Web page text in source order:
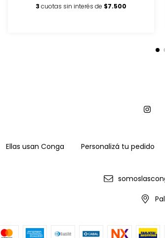
3 cuotas sin interés de $7.500
Ellas usan Conga Personalizá tu pedido